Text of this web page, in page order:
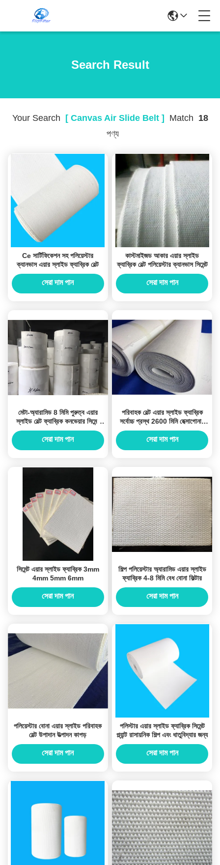
Search Result
Your Search [ Canvas Air Slide Belt ] Match 18
পণ্য
Ce সার্টিফিকেশন সহ পলিয়েস্টার
ক্যানভাস এয়ার স্লাইড ফ্যাব্রিক বেল্ট
সেরা দাম পান
কাস্টমাইজড আকার এয়ার স্লাইড
ফ্যাব্রিক বেল্ট পলিয়েস্টার ক্যানভাস সিমেন্ট
সেরা দাম পান
মেটা-অ্যারামিড 8 মিমি পুরুত্ব এয়ার
স্লাইড বেল্ট ফ্যাব্রিক কনভেয়ার সিমেন্ট
প্ল্যান্টে ব্যবহৃত হয়
সেরা দাম পান
পরিবাহক বেল্ট এয়ার স্লাইড ফ্যাব্রিক
সর্বোচ্চ প্রস্থ 2600 মিমি হেক্সাগোনাল
হোল
সেরা দাম পান
সিমেন্ট এয়ার স্লাইড ফ্যাব্রিক 3mm
4mm 5mm 6mm
সেরা দাম পান
শিল্প পলিয়েস্টার অ্যারামিড এয়ার স্লাইড
ফ্যাব্রিক 4-8 মিমি বেধ বোনা ফিল্টার
সেরা দাম পান
পলিয়েস্টার বোনা এয়ার স্লাইড পরিবাহক
বেল্ট উপাদান উত্পাদন কাপড়
সেরা দাম পান
পলিস্টার এয়ার স্লাইড ফ্যাব্রিক সিমেন্ট
প্ল্যান্ট রাসায়নিক শিল্প এবং ধাতুবিদ্যার জন্য
সেরা দাম পান